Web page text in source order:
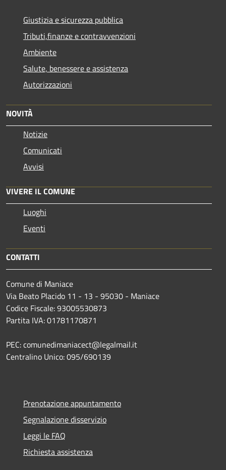
Giustizia e sicurezza pubblica
Tributi,finanze e contravvenzioni
Ambiente
Salute, benessere e assistenza
Autorizzazioni
NOVITÀ
Notizie
Comunicati
Avvisi
VIVERE IL COMUNE
Luoghi
Eventi
CONTATTI
Comune di Maniace
Via Beato Placido 11 - 13 - 95030 - Maniace
Codice Fiscale: 93005530873
Partita IVA: 01781170871
PEC: comunedimaniacect@legalmail.it
Centralino Unico: 095/690139
Prenotazione appuntamento
Segnalazione disservizio
Leggi le FAQ
Richiesta assistenza